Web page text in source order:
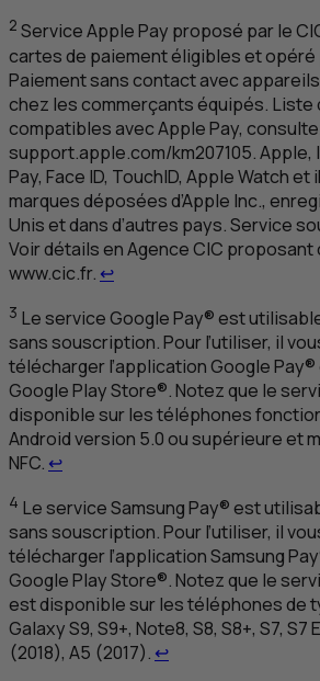
2 Service Apple Pay proposé par le
cartes de paiement éligibles et opéré
Paiement sans contact avec
chez les commerçants équipés. Liste
compatibles avec Apple Pay,
support.apple.com/km207105. Apple,
Pay, Face ID, TouchID, Apple Watch et
marques déposées d’Apple Inc.,
Unis et dans d’autres pays. Service
Voir détails en AgenceCIC proposant
www.cic.fr. ↩Retour au renvoi 2
3 Le service Google Pay® est
sans souscription. Pour l’utiliser, il
télécharger l’application Google
Google Play Store®. Notez que le
disponible sur les téléphones
Android version 5.0 ou supérieure et
NFC. ↩Retour au renvoi 3
4 Le service Samsung Pay® est
sans souscription. Pour l’utiliser, il
télécharger l’application Samsung
Google Play Store®. Notez que le
est disponible sur les téléphones de
Galaxy S9, S9+, Note8, S8, S8+, S7, S7
(2018), A5 (2017). ↩Retour au renvoi 4